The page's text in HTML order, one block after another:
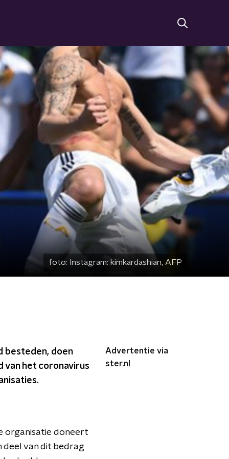
foto: Instagram: kimkardashian, AFP
besteden, doen
van het coronavirus
organisatie doneert
deel van dit bedrag
Advertentie via
ster.nl